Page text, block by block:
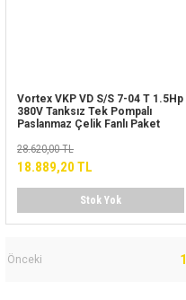
Vortex VKP VD S/S 7-04 T 1.5Hp
380V Tanksız Tek Pompalı
Paslanmaz Çelik Fanlı Paket
28.620,00 TL
18.889,20 TL
Stok Yok
1